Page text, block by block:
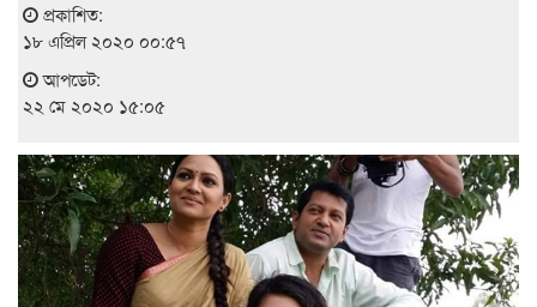
প্রকাশিত:
১৮ এপ্রিল ২০২০ ০০:৫৭
আপডেট:
২২ মে ২০২০ ১৫:০৫